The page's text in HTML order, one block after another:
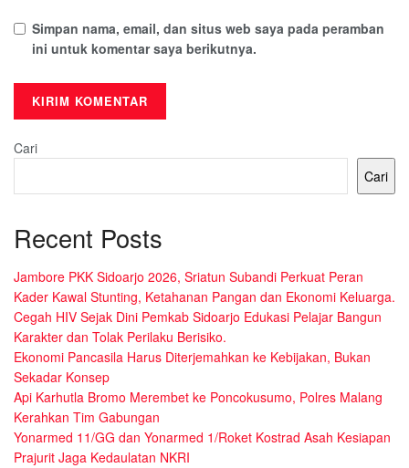
Simpan nama, email, dan situs web saya pada peramban
ini untuk komentar saya berikutnya.
Cari
Cari
Recent Posts
Jambore PKK Sidoarjo 2026, Sriatun Subandi Perkuat Peran
Kader Kawal Stunting, Ketahanan Pangan dan Ekonomi Keluarga.
Cegah HIV Sejak Dini Pemkab Sidoarjo Edukasi Pelajar Bangun
Karakter dan Tolak Perilaku Berisiko.
Ekonomi Pancasila Harus Diterjemahkan ke Kebijakan, Bukan
Sekadar Konsep
Api Karhutla Bromo Merembet ke Poncokusumo, Polres Malang
Kerahkan Tim Gabungan
Yonarmed 11/GG dan Yonarmed 1/Roket Kostrad Asah Kesiapan
Prajurit Jaga Kedaulatan NKRI